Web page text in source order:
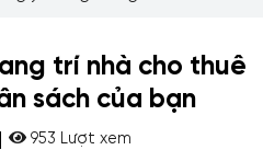
trí nhà cho thuê
sách của bạn
953 Lượt xem